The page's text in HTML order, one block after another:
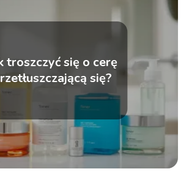
troszczyć się o cerę
się?